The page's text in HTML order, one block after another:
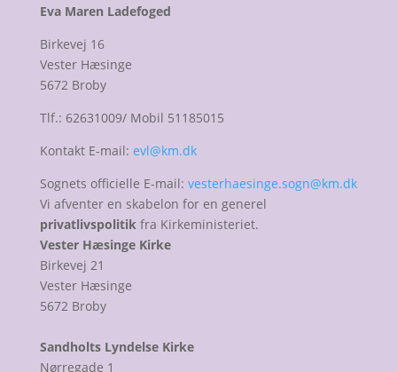
Eva Maren Ladefoged
Birkevej 16
Vester Hæsinge
5672 Broby
Tlf.: 62631009/ Mobil 51185015
Kontakt E-mail: evl@km.dk
Sognets officielle E-mail: vesterhaesinge.sogn@km.dk
Vi afventer en skabelon for en generel
privatlivspolitikfra Kirkeministeriet.
Vester Hæsinge Kirke
Birkevej 21
Vester Hæsinge
5672 Broby
Sandholts Lyndelse Kirke
Nørregade 1